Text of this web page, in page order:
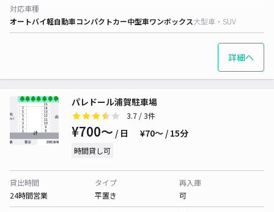
対応車種
オートバイ軽自動車コンパクトカー中型車ワンボックス大型車・SUV
詳細へ
パレドール浦賀駐車場
3.7 / 3件
¥700〜 / 日 ¥70〜 / 15分
時間貸し可
貸出時間
24時間営業
タイプ
平置き
再入庫
可